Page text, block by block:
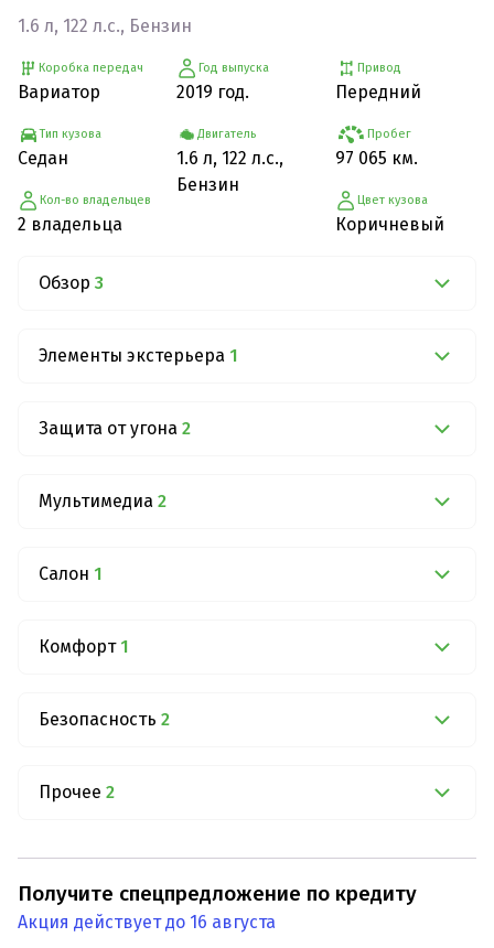
1.6 л, 122 л.с., Бензин
Коробка передач
Вариатор
Тип кузова
Седан
Кол-во владельцев
2 владельца
Год выпуска
2019 год.
Двигатель
1.6 л, 122 л.с.,
Бензин
Привод
Передний
Пробег
97 065 км.
Цвет кузова
Коричневый
Обзор 3
Элементы экстерьера 1
Защита от угона 2
Мультимедиа 2
Салон 1
Комфорт 1
Безопасность 2
Прочее 2
Получите спецпредложение по кредиту
Акция действует до 16 августа